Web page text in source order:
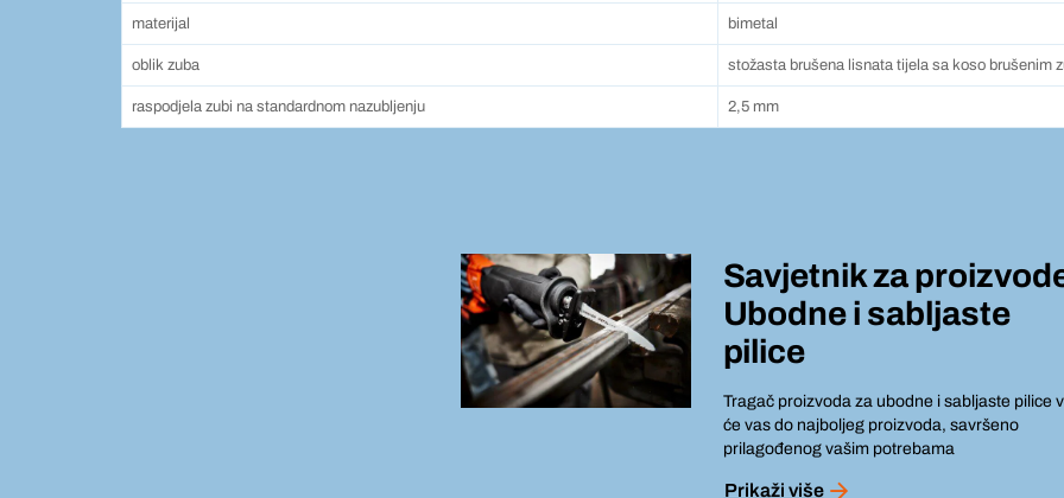
materijal bimetal
oblik zuba stožasta brušena lisnata tijela sa koso brušenim
raspodjela zubi na standardnom nazubljenju 2,5 mm
Savjetnik za
Ubodne i sabljaste
pilice
Tragač proizvoda za ubodne i sabljaste pilice
će vas do najboljeg proizvoda, savršeno
prilagođenog vašim potrebama
Prikaži više